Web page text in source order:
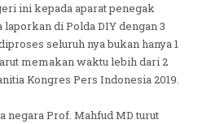
ini kepada aparat penegak
di Polda DIY dengan 3
seluruh nya bukan hanya 1
memakan waktu lebih dari 2
Kongres Pers Indonesia 2019.
negara Prof. Mahfud MD turut